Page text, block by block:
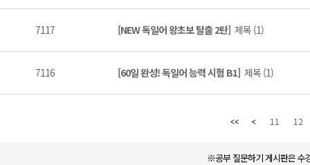
7117 [NEW 독일어 왕초보 탈출 2탄] 제목 (1)
7116 [60일 완성! 독일어 능력 시험 B1] 제목 (1)
11 12
※공부 질문하기 게시판은 수